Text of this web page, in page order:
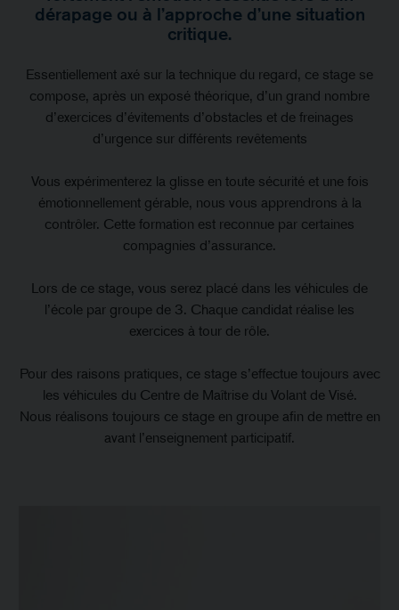
dérapage ou à l’approche d’une situation
critique.
Essentiellement axé sur la technique du regard, ce stage se
compose, après un exposé théorique, d’un grand nombre
d’exercices d’évitements d’obstacles et de freinages
d’urgence sur différents revêtements​​
Vous expérimenterez la glisse en toute sécurité et une fois
émotionnellement gérable, nous vous apprendrons à la
contrôler. Cette formation est reconnue par certaines
compagnies d’assurance.​
Lors de ce stage, vous serez placé dans les véhicules de
l’école par groupe de 3. Chaque candidat réalise les
exercices à tour de rôle.
Pour des raisons pratiques, ce stage s’effectue toujours avec
les véhicules du Centre de Maîtrise du Volant de Visé.
Nous réalisons toujours ce stage en groupe afin de mettre en
avant l’enseignement participatif.